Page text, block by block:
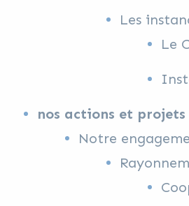
Les
Le
nos actions et projets
Notre